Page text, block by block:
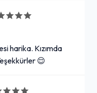
harika. Kızımda
😌